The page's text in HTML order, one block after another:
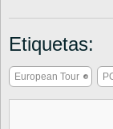
Etiquetas:
European Tour